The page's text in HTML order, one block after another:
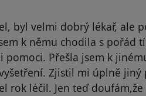
byl velmi dobrý lékař, ale
k němu chodila s pořád
pomoci. Přešla jsem k
Zjistil mi úplně jiný
rok léčil. Jen teď